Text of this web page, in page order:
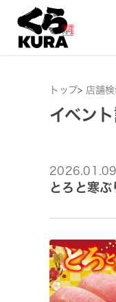
トップ> 店舗検
イベン
とろと寒ぶ